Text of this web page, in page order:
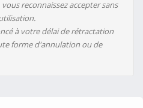
reconnaissez accepter sans
à votre délai de rétractation
forme d'annulation ou de